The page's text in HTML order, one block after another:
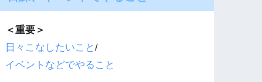
＜重要＞
日々こなしたいこと/
イベントなどでやること